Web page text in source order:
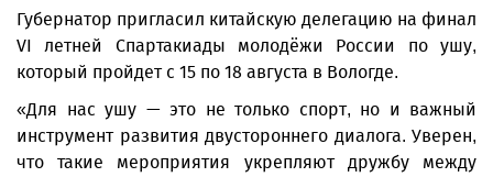
Губернатор пригласил китайскую делегацию на финал
VI летней Спартакиады молодёжи России по ушу,
который пройдет с 15 по 18 августа в Вологде.
«Для нас ушу — это не только спорт, но и важный
инструмент развития двустороннего диалога. Уверен,
что такие мероприятия укрепляют дружбу между